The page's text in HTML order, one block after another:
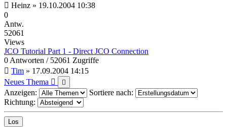
Heinz » 19.10.2004 10:38
0
Antw.
52061
Views
JCO Tutorial Part 1 - Direct JCO Connection
0 Antworten / 52061 Zugriffe
Tim » 17.09.2004 14:15
Neues Thema
Anzeigen:
Sortiere nach:
Richtung: